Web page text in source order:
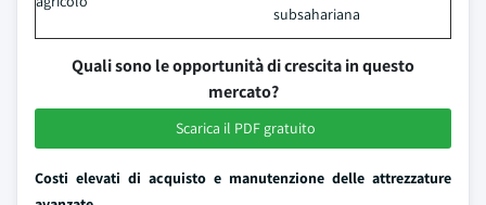
subsahariana
Quali sono le opportunità di crescita in questo
mercato?
Scarica il PDF gratuito
Costi elevati di acquisto e manutenzione delle attrezzature